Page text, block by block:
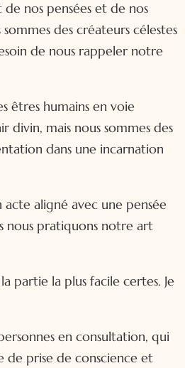
nos pensées et de nos
des créateurs célestes
de nous rappeler notre
êtres humains en voie
divin, mais nous sommes des
dans une incarnation
acte aligné avec une pensée
nous pratiquons notre art
partie la plus facile certes. Je
en consultation, qui
de prise de conscience et